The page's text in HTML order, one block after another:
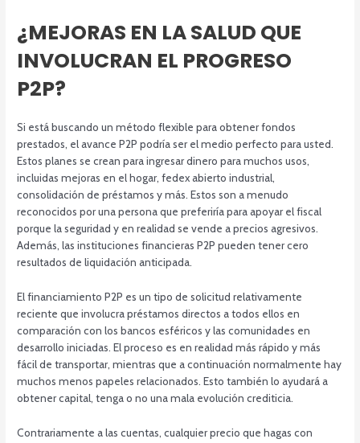
¿MEJORAS EN LA SALUD QUE
INVOLUCRAN EL PROGRESO
P2P?
Si está buscando un método flexible para obtener fondos
prestados, el avance P2P podría ser el medio perfecto para usted.
Estos planes se crean para ingresar dinero para muchos usos,
incluidas mejoras en el hogar, fedex abierto industrial,
consolidación de préstamos y más. Estos son a menudo
reconocidos por una persona que preferiría para apoyar el fiscal
porque la seguridad y en realidad se vende a precios agresivos.
Además, las instituciones financieras P2P pueden tener cero
resultados de liquidación anticipada.
El financiamiento P2P es un tipo de solicitud relativamente
reciente que involucra préstamos directos a todos ellos en
comparación con los bancos esféricos y las comunidades en
desarrollo iniciadas. El proceso es en realidad más rápido y más
fácil de transportar, mientras que a continuación normalmente hay
muchos menos papeles relacionados. Esto también lo ayudará a
obtener capital, tenga o no una mala evolución crediticia.
Contrariamente a las cuentas, cualquier precio que hagas con